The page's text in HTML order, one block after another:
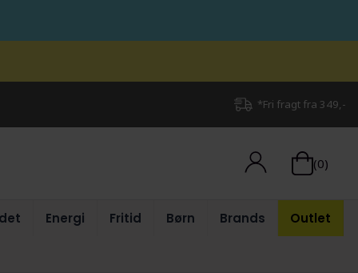
*Fri fragt fra 349,-
(0)
Energi Fritid Børn Brands Outlet